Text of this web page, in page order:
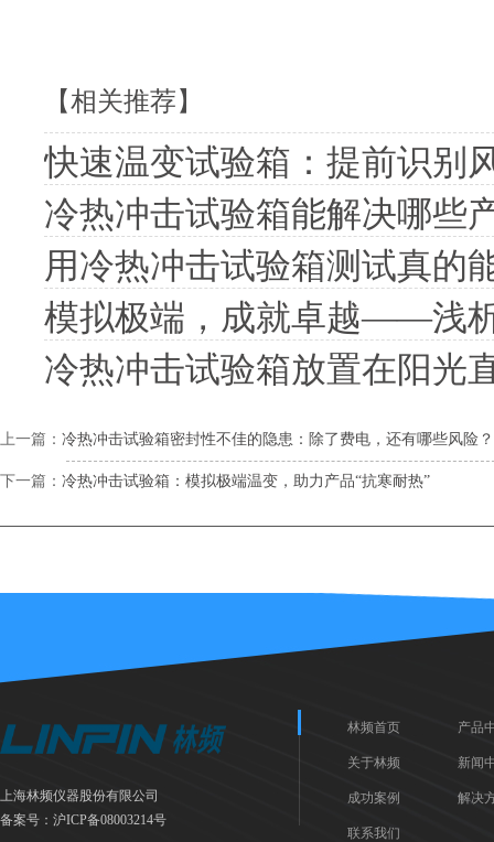
【相关推荐】
快速温变试验箱：提前识别
冷热冲击试验箱能解决哪些
用冷热冲击试验箱测试真的
模拟极端，成就卓越——浅
冷热冲击试验箱放置在阳光
上一篇： 冷热冲击试验箱密封性不佳的隐患：除了费电，还有哪些风险？
下一篇： 冷热冲击试验箱：模拟极端温变，助力产品“抗寒耐热”
上海林频仪器股份有限公司
备案号： 沪ICP备08003214号
林频首页 产品
关于林频 新闻
成功案例 解决
联系我们